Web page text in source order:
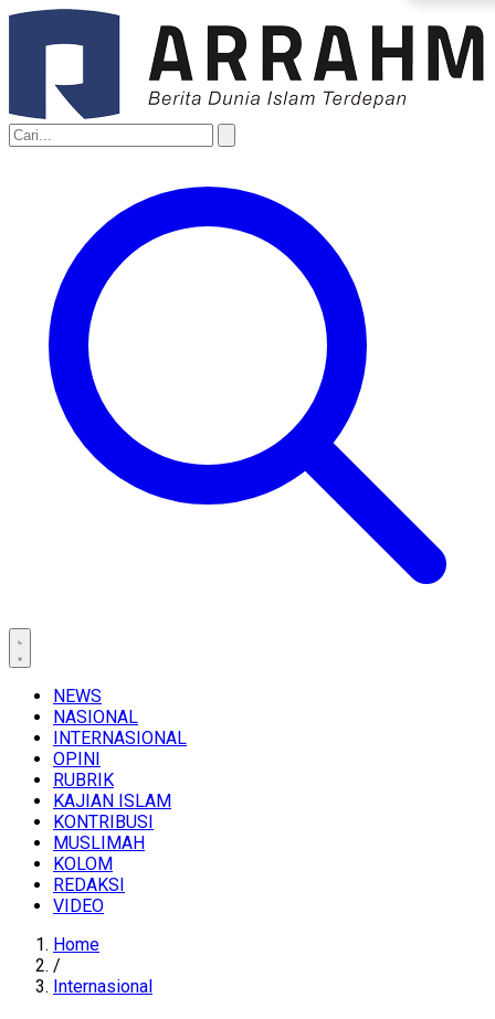
NEWS
NASIONAL
INTERNASIONAL
OPINI
RUBRIK
KAJIAN ISLAM
KONTRIBUSI
MUSLIMAH
KOLOM
REDAKSI
VIDEO
Home
/
Internasional